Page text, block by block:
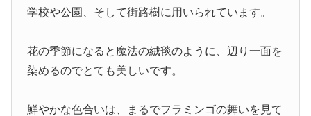
学校や公園、そして街路樹に用いられています。
花の季節になると魔法の絨毯のように、辺り一面を
染めるのでとても美しいです。
鮮やかな色合いは、まるでフラミンゴの舞いを見て